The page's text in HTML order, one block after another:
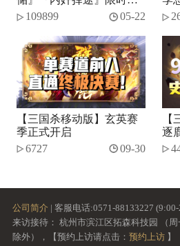
启！109899 05-22
【三国杀移动版】玄英赛
季正式开启
6727
09-30
逐
势
公司简介 | 客服电话:0571-88133227
来访接待： 杭州市滨江区拓森科技园 （
除外），【预约上访请点击： 预约上访】